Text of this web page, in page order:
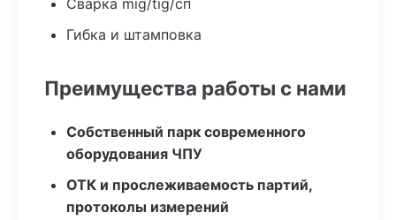
Сварка mig/tig/сп
Гибка и штамповка
Преимущества работы с нами
Собственный парк современного
оборудования ЧПУ
ОТК и прослеживаемость партий,
протоколы измерений